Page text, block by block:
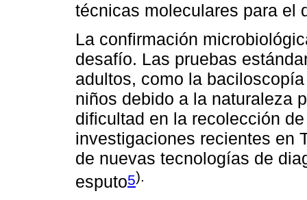
técnicas moleculares para el
La confirmación
desafío. Las pruebas
adultos, como la
niños debido a la naturaleza
dificultad en la recolección
investigaciones recientes en
de nuevas tecnologías de
esputo5).